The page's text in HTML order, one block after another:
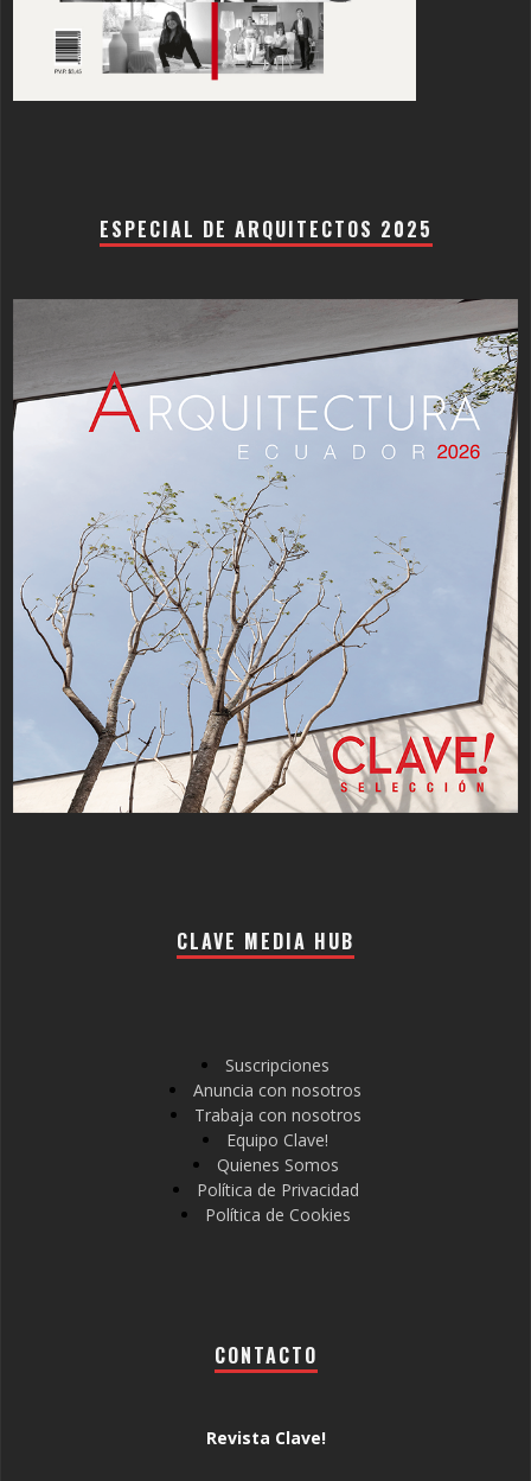
ESPECIAL DE ARQUITECTOS 2025
CLAVE MEDIA HUB
Suscripciones
Anuncia con nosotros
Trabaja con nosotros
Equipo Clave!
Quienes Somos
Política de Privacidad
Política de Cookies
CONTACTO
Revista Clave!